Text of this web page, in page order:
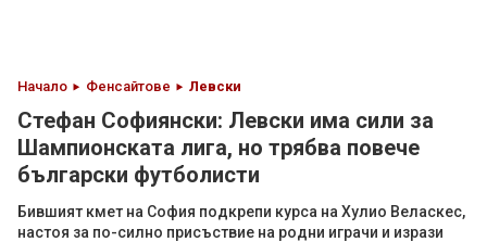
Начало Фенсайтове Левски
Стефан Софиянски: Левски има сили за
Шампионската лига, но трябва повече
български футболисти
Бившият кмет на София подкрепи курса на Хулио Веласкес,
настоя за по-силно присъствие на родни играчи и изрази